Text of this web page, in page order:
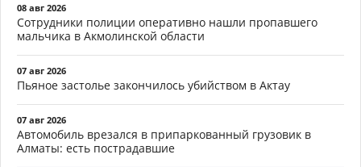
08 авг 2026
Сотрудники полиции оперативно нашли пропавшего
мальчика в Акмолинской области
07 авг 2026
Пьяное застолье закончилось убийством в Актау
07 авг 2026
Автомобиль врезался в припаркованный грузовик в
Алматы: есть пострадавшие